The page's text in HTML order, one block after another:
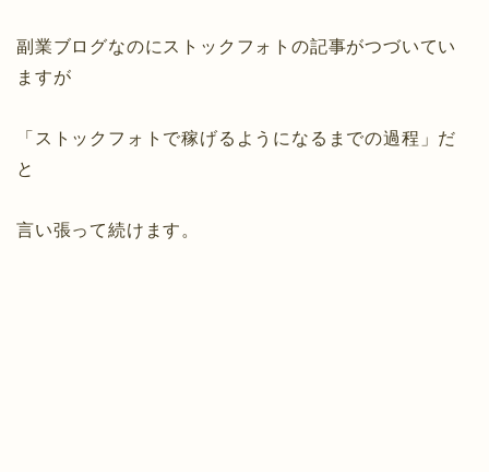
副業ブログなのにストックフォトの記事がつづいてい
ますが
「ストックフォトで稼げるようになるまでの過程」だ
と
言い張って続けます。